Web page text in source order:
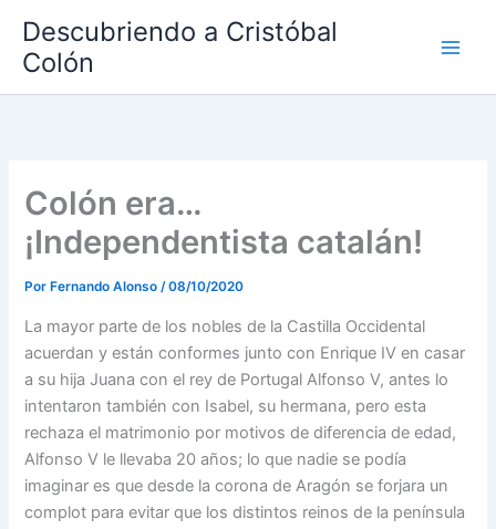
contenido
Descubriendo a Cristóbal
Colón
Colón era…
¡Independentista catalán!
Por Fernando Alonso/08/10/2020
La mayor parte de los nobles de la Castilla Occidental
acuerdan y están conformes junto con Enrique IV en casar
a su hija Juana con el rey de Portugal Alfonso V, antes lo
intentaron también con Isabel, su hermana, pero esta
rechaza el matrimonio por motivos de diferencia de edad,
Alfonso V le llevaba 20 años; lo que nadie se podía
imaginar es que desde la corona de Aragón se forjara un
complot para evitar que los distintos reinos de la península